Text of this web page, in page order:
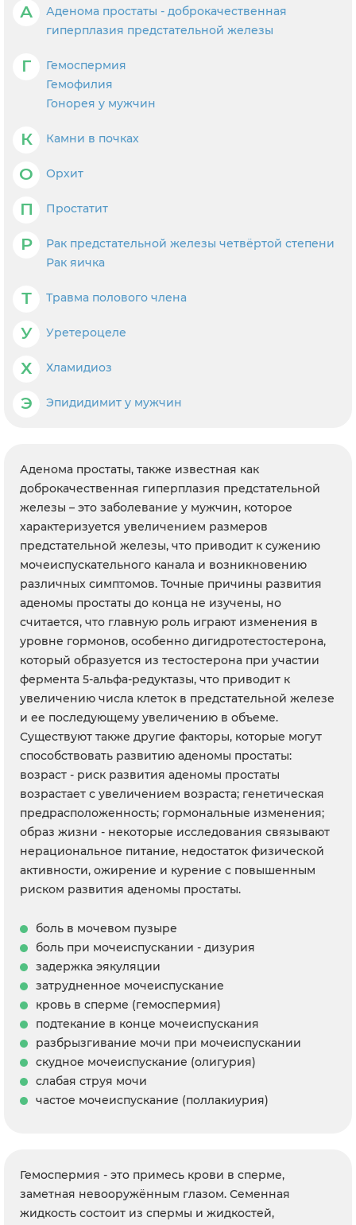
А
Аденома простаты - доброкачественная
гиперплазия предстательной железы
Г
Гемоспермия
Гемофилия
Гонорея у мужчин
К Камни в почках
О Орхит
П Простатит
Р
Рак предстательной железы четвёртой степени
Рак яичка
Т Травма полового члена
У Уретероцеле
Х Хламидиоз
Э Эпидидимит у мужчин
Аденома простаты, также известная как
доброкачественная гиперплазия предстательной
железы – это заболевание у мужчин, которое
характеризуется увеличением размеров
предстательной железы, что приводит к сужению
мочеиспускательного канала и возникновению
различных симптомов. Точные причины развития
аденомы простаты до конца не изучены, но
считается, что главную роль играют изменения в
уровне гормонов, особенно дигидротестостерона,
который образуется из тестостерона при участии
фермента 5-альфа-редуктазы, что приводит к
увеличению числа клеток в предстательной железе
и ее последующему увеличению в объеме.
Существуют также другие факторы, которые могут
способствовать развитию аденомы простаты:
возраст - риск развития аденомы простаты
возрастает с увеличением возраста; генетическая
предрасположенность; гормональные изменения;
образ жизни - некоторые исследования связывают
нерациональное питание, недостаток физической
активности, ожирение и курение с повышенным
риском развития аденомы простаты.
боль в мочевом пузыре
боль при мочеиспускании - дизурия
задержка эякуляции
затрудненное мочеиспускание
кровь в сперме (гемоспермия)
подтекание в конце мочеиспускания
разбрызгивание мочи при мочеиспускании
скудное мочеиспускание (олигурия)
слабая струя мочи
частое мочеиспускание (поллакиурия)
Гемоспермия - это примесь крови в сперме,
заметная невооружённым глазом. Семенная
жидкость состоит из спермы и жидкостей,